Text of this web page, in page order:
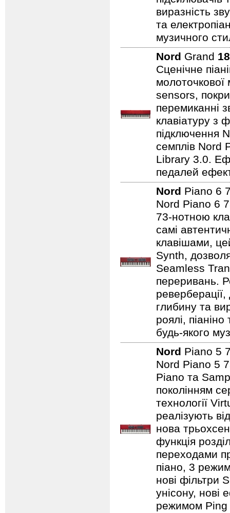
виразність
та
музичного
Nord Grand
Сценічне
sensors,
перемиканні
клавіатуру з
підключення
семплів Nord
Library 3.0.
педалей
Nord Piano 6
Nord Piano 6
73-нотною
самі
клавішами,
Synth,
Seamless
переривань.
глибину та
роялі,
будь-якого
Nord Piano 5
Nord Piano 5
Piano та
поколінням
технології
реалізують
нова
функція
переходами
піано, 3
нові фільтри
унісону,
режимом Ping